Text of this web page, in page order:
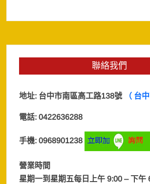
聯絡我們
地址: 台中市南區高工路138號 （ 台
電話: 0422636288
手機: 0968901238
營業時間
星期一到星期五每日上午 9:00 – 下午